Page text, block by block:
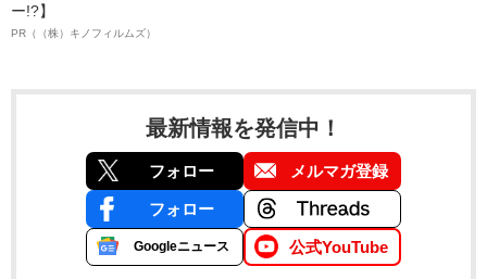
ー!?】
PR（（株）キノフィルムズ）
最新情報を発信中！
フォロー メルマガ登録
フォロー
Googleニュース 公式YouTube